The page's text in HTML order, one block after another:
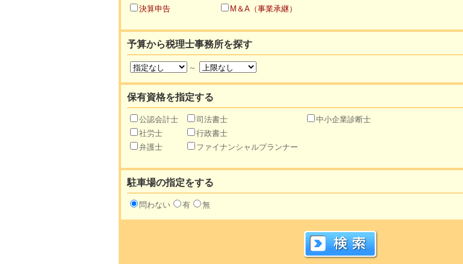
決算申告
M＆A（事業承継）
予算から税理士事務所を探す
～
保有資格を指定する
公認会計士
社労士
弁護士
司法書士
行政書士
ファイナンシャルプランナー
中小企業診断士
駐車場の指定をする
問わない 有 無